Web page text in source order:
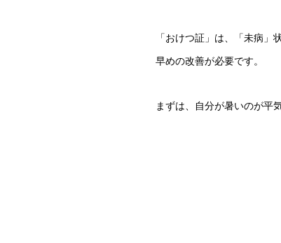
「おけつ証」は、「未病
早めの改善が必要です。
まずは、自分が暑いのが平